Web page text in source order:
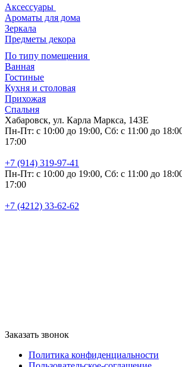
Аксессуары
Ароматы для дома
Зеркала
Предметы декора
По типу помещения
Ванная
Гостиные
Кухня и столовая
Прихожая
Спальня
Хабаровск, ул. Карла Маркса, 143Е
Пн-Пт: с 10:00 до 19:00, Сб: с 11:00 до
17:00
+7 (914) 319-97-41
Пн-Пт: с 10:00 до 19:00, Сб: с 11:00 до
17:00
+7 (4212) 33-62-62
Заказать звонок
Политика конфиденциальности